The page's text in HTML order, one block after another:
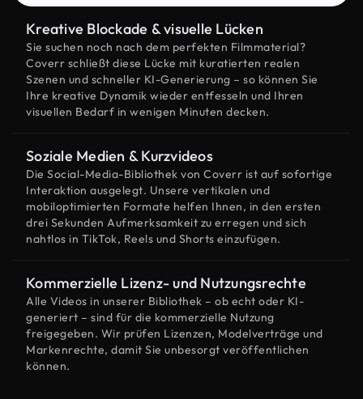
Kreative Blockade & visuelle Lücken
Sie suchen noch nach dem perfekten Filmmaterial?
Coverr schließt diese Lücke mit kuratierten realen
Szenen und schneller KI-Generierung – so können Sie
Ihre kreative Dynamik wieder entfesseln und Ihren
visuellen Bedarf in wenigen Minuten decken.
Soziale Medien & Kurzvideos
Die Social-Media-Bibliothek von Coverr ist auf sofortige
Interaktion ausgelegt. Unsere vertikalen und
mobiloptimierten Formate helfen Ihnen, in den ersten
drei Sekunden Aufmerksamkeit zu erregen und sich
nahtlos in TikTok, Reels und Shorts einzufügen.
Kommerzielle Lizenz- und Nutzungsrechte
Alle Videos in unserer Bibliothek – ob echt oder KI-
generiert – sind für die kommerzielle Nutzung
freigegeben. Wir prüfen Lizenzen, Modelverträge und
Markenrechte, damit Sie unbesorgt veröffentlichen
können.